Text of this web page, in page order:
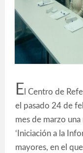
E l Centro de
el pasado 24 de
mes de marzo
‘Iniciación a la
mayores, en el